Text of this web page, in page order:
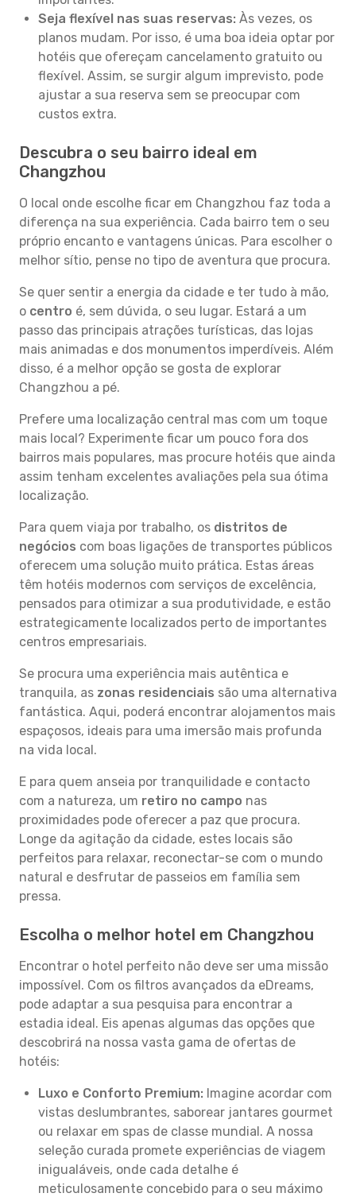
Seja flexível nas suas reservas: Às vezes, os
planos mudam. Por isso, é uma boa ideia optar por
hotéis que ofereçam cancelamento gratuito ou
flexível. Assim, se surgir algum imprevisto, pode
ajustar a sua reserva sem se preocupar com
custos extra.
Descubra o seu bairro ideal em
Changzhou
O local onde escolhe ficar em Changzhou faz toda a
diferença na sua experiência. Cada bairro tem o seu
próprio encanto e vantagens únicas. Para escolher o
melhor sítio, pense no tipo de aventura que procura.
Se quer sentir a energia da cidade e ter tudo à mão,
o centro é, sem dúvida, o seu lugar. Estará a um
passo das principais atrações turísticas, das lojas
mais animadas e dos monumentos imperdíveis. Além
disso, é a melhor opção se gosta de explorar
Changzhou a pé.
Prefere uma localização central mas com um toque
mais local? Experimente ficar um pouco fora dos
bairros mais populares, mas procure hotéis que ainda
assim tenham excelentes avaliações pela sua ótima
localização.
Para quem viaja por trabalho, os distritos de
negócios com boas ligações de transportes públicos
oferecem uma solução muito prática. Estas áreas
têm hotéis modernos com serviços de excelência,
pensados para otimizar a sua produtividade, e estão
estrategicamente localizados perto de importantes
centros empresariais.
Se procura uma experiência mais autêntica e
tranquila, as zonas residenciais são uma alternativa
fantástica. Aqui, poderá encontrar alojamentos mais
espaçosos, ideais para uma imersão mais profunda
na vida local.
E para quem anseia por tranquilidade e contacto
com a natureza, um retiro no campo nas
proximidades pode oferecer a paz que procura.
Longe da agitação da cidade, estes locais são
perfeitos para relaxar, reconectar-se com o mundo
natural e desfrutar de passeios em família sem
pressa.
Escolha o melhor hotel em Changzhou
Encontrar o hotel perfeito não deve ser uma missão
impossível. Com os filtros avançados da eDreams,
pode adaptar a sua pesquisa para encontrar a
estadia ideal. Eis apenas algumas das opções que
descobrirá na nossa vasta gama de ofertas de
hotéis:
Luxo e Conforto Premium: Imagine acordar com
vistas deslumbrantes, saborear jantares gourmet
ou relaxar em spas de classe mundial. A nossa
seleção curada promete experiências de viagem
inigualáveis, onde cada detalhe é
meticulosamente concebido para o seu máximo